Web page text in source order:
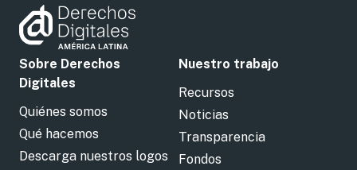
Sobre Derechos
Digitales
Quiénes somos
Qué hacemos
Descarga nuestros logos
Nuestro trabajo
Recursos
Noticias
Transparencia
Fondos